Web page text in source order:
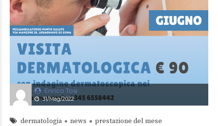
Enrico Tosi
31/Mag/2022
dermatologia news prestazione del mese